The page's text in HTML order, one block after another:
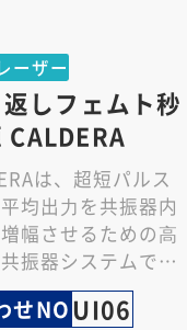
ーザー
しフェムト秒
CALDERA
は、超短パルス
均出⼒を共振器内
幅させるための⾼
振器システムで
という⾼い繰り返
維…
せNOUI06